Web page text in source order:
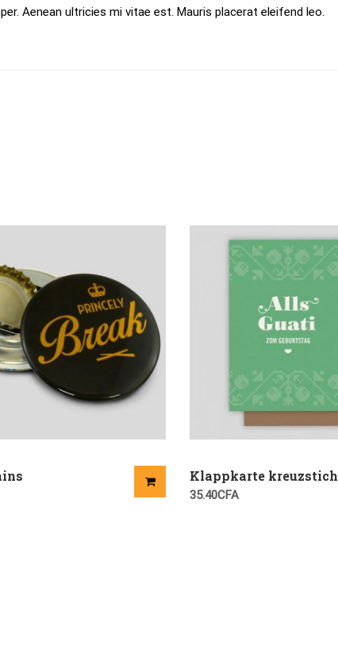
Aenean ultricies mi vitae est. Mauris placerat eleifend leo.
Klappkarte kreuzstich
35.40CFA